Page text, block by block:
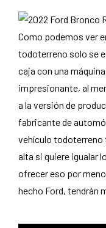
Como podemos ver
todoterreno solo se
caja con una
impresionante, al
a la versión de
fabricante de
vehículo todoterreno
alta si quiere igualar
ofrecer eso por
hecho Ford, tendrán